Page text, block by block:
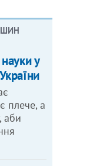
у
плече, а
аби